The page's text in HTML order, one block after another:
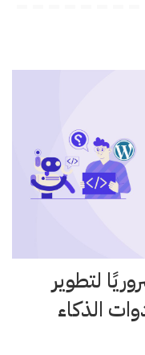
لتطوير
الذكاء